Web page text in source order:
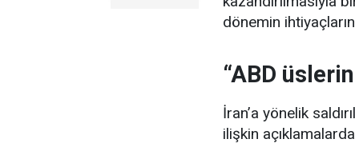
dönemin
“ABD
İran’a yönelik
ilişkin